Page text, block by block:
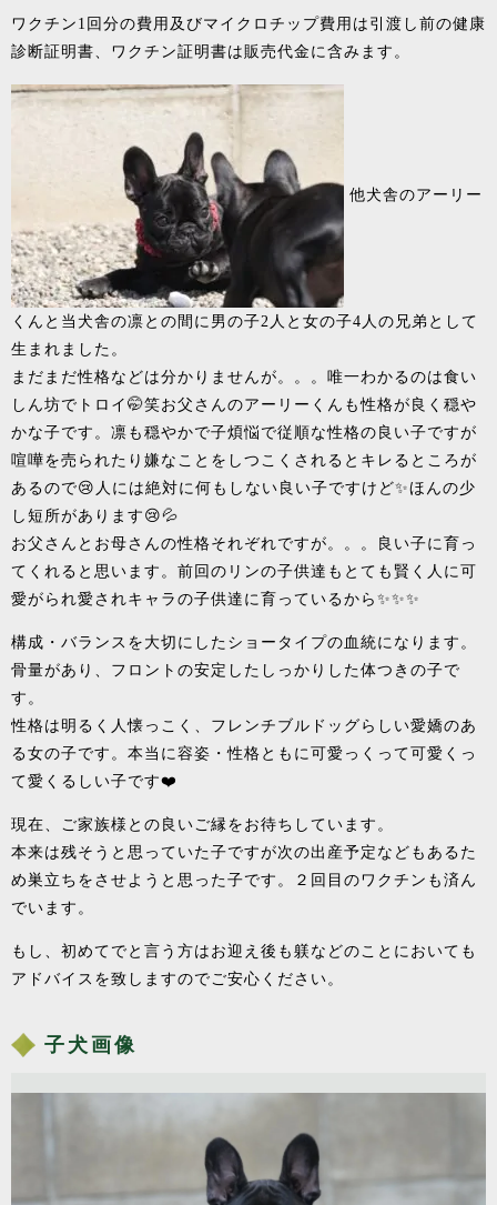
ワクチン1回分の費用及びマイクロチップ費用は引渡し前の健康
診断証明書、ワクチン証明書は販売代金に含みます。
他犬舎のアーリー
くんと当犬舎の凛との間に男の子2人と女の子4人の兄弟として
生まれました。
まだまだ性格などは分かりませんが。。。唯一わかるのは食い
しん坊でトロイ🤭笑お父さんのアーリーくんも性格が良く穏や
かな子です。凛も穏やかで子煩悩で従順な性格の良い子ですが
喧嘩を売られたり嫌なことをしつこくされるとキレるところが
あるので😢人には絶対に何もしない良い子ですけど✨ほんの少
し短所があります😢💦
お父さんとお母さんの性格それぞれですが。。。良い子に育っ
てくれると思います。前回のリンの子供達もとても賢く人に可
愛がられ愛されキャラの子供達に育っているから✨✨✨
構成・バランスを大切にしたショータイプの血統になります。
骨量があり、フロントの安定したしっかりした体つきの子で
す。
性格は明るく人懐っこく、フレンチブルドッグらしい愛嬌のあ
る女の子です。本当に容姿・性格ともに可愛っくって可愛くっ
て愛くるしい子です❤️
現在、ご家族様との良いご縁をお待ちしています。
本来は残そうと思っていた子ですが次の出産予定などもあるた
め巣立ちをさせようと思った子です。２回目のワクチンも済ん
でいます。
もし、初めてでと言う方はお迎え後も躾などのことにおいても
アドバイスを致しますのでご安心ください。
子犬画像